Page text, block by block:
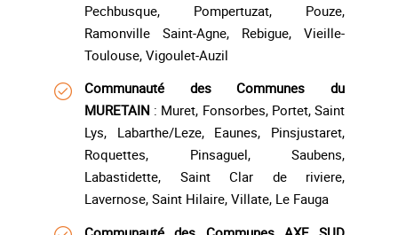
Pechbusque, Pompertuzat, Pouze,
Ramonville Saint-Agne, Rebigue, Vieille-
Toulouse, Vigoulet-Auzil
Communauté des Communes du
MURETAIN : Muret, Fonsorbes, Portet, Saint
Lys, Labarthe/Leze, Eaunes, Pinsjustaret,
Roquettes, Pinsaguel, Saubens,
Labastidette, Saint Clar de riviere,
Lavernose, Saint Hilaire, Villate, Le Fauga